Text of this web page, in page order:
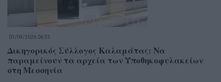
01/04/2026 06:55
Δικηγορικός Σύλλογος Καλαμάτας: Να
παραμείνουν τα αρχεία των Υποθηκοφυλακείων
στη Μεσσηνία